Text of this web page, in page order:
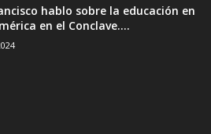
hablo sobre la educación en
en el Conclave....